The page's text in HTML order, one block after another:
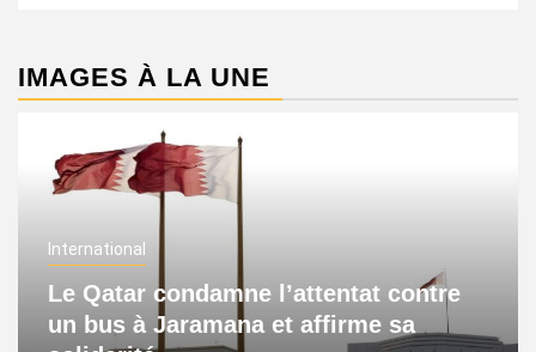
IMAGES À LA UNE
International
Le Qatar condamne l’attentat contre
un bus à Jaramana et affirme sa